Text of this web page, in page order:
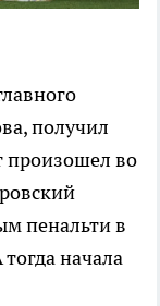
получил
произошел во
пенальти в
начала